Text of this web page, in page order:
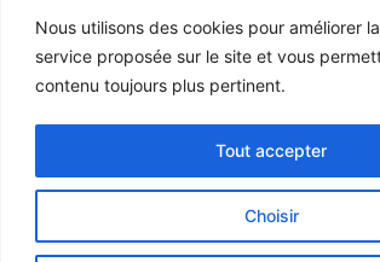
Nous utilisons des cookies pour améliorer
service proposée sur le site et vous
contenu toujours plus pertinent.
Choisir
Tout accepterActualités